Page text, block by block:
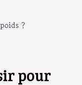
?
pour